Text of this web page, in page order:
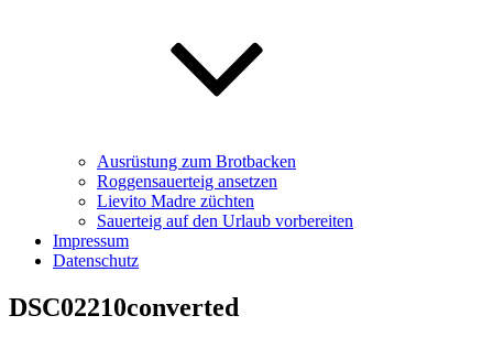
Ausrüstung zum Brotbacken
Roggensauerteig ansetzen
Lievito Madre züchten
Sauerteig auf den Urlaub vorbereiten
Impressum
Datenschutz
DSC02210converted